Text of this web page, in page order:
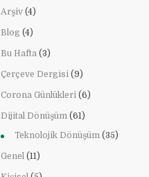
Arşiv (4)
Blog (4)
Bu Hafta (3)
Çerçeve Dergisi (9)
Corona Günlükleri (6)
Dijital Dönüşüm (61)
Teknolojik Dönüşüm (35)
Genel (11)